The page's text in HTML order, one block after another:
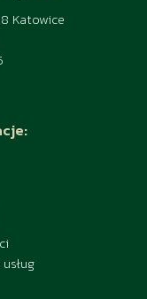
Katowice